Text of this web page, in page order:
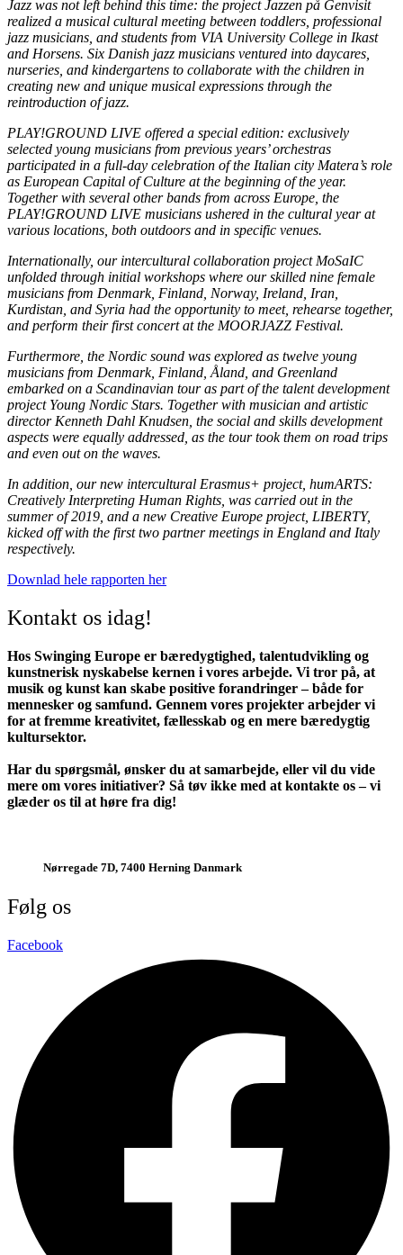
Jazz was not left behind this time: the project Jazzen på Genvisit
realized a musical cultural meeting between toddlers, professional
jazz musicians, and students from VIA University College in Ikast
and Horsens. Six Danish jazz musicians ventured into daycares,
nurseries, and kindergartens to collaborate with the children in
creating new and unique musical expressions through the
reintroduction of jazz.
PLAY!GROUND LIVE offered a special edition: exclusively
selected young musicians from previous years’ orchestras
participated in a full-day celebration of the Italian city Matera’s role
as European Capital of Culture at the beginning of the year.
Together with several other bands from across Europe, the
PLAY!GROUND LIVE musicians ushered in the cultural year at
various locations, both outdoors and in specific venues.
Internationally, our intercultural collaboration project MoSaIC
unfolded through initial workshops where our skilled nine female
musicians from Denmark, Finland, Norway, Ireland, Iran,
Kurdistan, and Syria had the opportunity to meet, rehearse together,
and perform their first concert at the MOORJAZZ Festival.
Furthermore, the Nordic sound was explored as twelve young
musicians from Denmark, Finland, Åland, and Greenland
embarked on a Scandinavian tour as part of the talent development
project Young Nordic Stars. Together with musician and artistic
director Kenneth Dahl Knudsen, the social and skills development
aspects were equally addressed, as the tour took them on road trips
and even out on the waves.
In addition, our new intercultural Erasmus+ project, humARTS:
Creatively Interpreting Human Rights, was carried out in the
summer of 2019, and a new Creative Europe project, LIBERTY,
kicked off with the first two partner meetings in England and Italy
respectively.
Downlad hele rapporten her
Kontakt os idag!
Hos Swinging Europe er bæredygtighed, talentudvikling og
kunstnerisk nyskabelse kernen i vores arbejde. Vi tror på, at
musik og kunst kan skabe positive forandringer – både for
mennesker og samfund. Gennem vores projekter arbejder vi
for at fremme kreativitet, fællesskab og en mere bæredygtig
kultursektor.
Har du spørgsmål, ønsker du at samarbejde, eller vil du vide
mere om vores initiativer? Så tøv ikke med at kontakte os – vi
glæder os til at høre fra dig!
Nørregade 7D, 7400 Herning Danmark
Følg os
Facebook